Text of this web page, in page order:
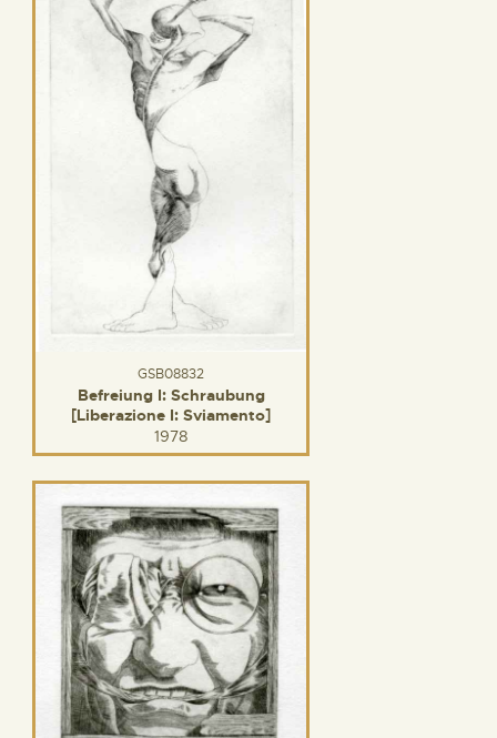
GSB08832
Befreiung I: Schraubung
[Liberazione I: Sviamento]
1978